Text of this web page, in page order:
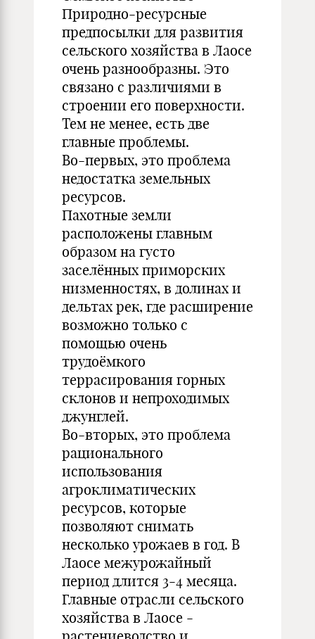
Природно-ресурсные
предпосылки для развития
сельского хозяйства в Лаосе
очень разнообразны. Это
связано с различиями в
строении его поверхности.
Тем не менее, есть две
главные проблемы.
Во-первых, это проблема
недостатка земельных
ресурсов.
Пахотные земли
расположены главным
образом на густо
заселённых приморских
низменностях, в долинах и
дельтах рек, где расширение
возможно только с
помощью очень
трудоёмкого
террасирования горных
склонов и непроходимых
джунглей.
Во-вторых, это проблема
рационального
использования
агроклиматических
ресурсов, которые
позволяют снимать
несколько урожаев в год. В
Лаосе межурожайный
период длится 3-4 месяца.
Главные отрасли сельского
хозяйства в Лаосе -